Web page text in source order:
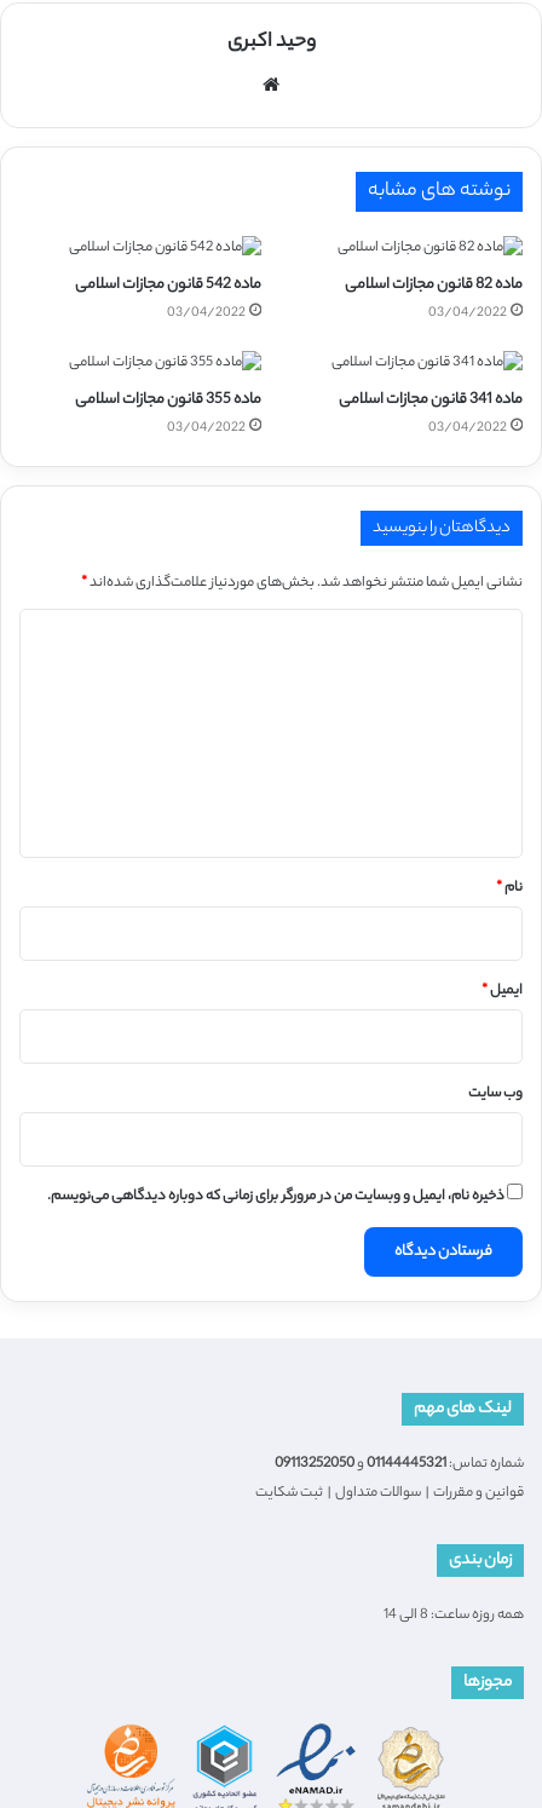
وحید اکبری
نوشته های مشابه
ماده 82 قانون مجازات اسلامی
03/04/2022
ماده 542 قانون مجازات اسلامی
03/04/2022
ماده 341 قانون مجازات اسلامی
03/04/2022
ماده 355 قانون مجازات اسلامی
03/04/2022
دیدگاهتان را بنویسید
نشانی ایمیل شما منتشر نخواهد شد.بخش‌های موردنیاز علامت‌گذاری شده‌اند*
نام*
ایمیل*
وب‌ سایت
ذخیره نام، ایمیل و وبسایت من در مرورگر برای زمانی که دوباره دیدگاهی می‌نویسم.
لینک های مهم
شماره تماس:01144445321و09113252050
قوانین و مقررات | سوالات متداول | ثبت شکایت
زمان بندی
همه روزه ساعت: 8 الی 14
مجوزها